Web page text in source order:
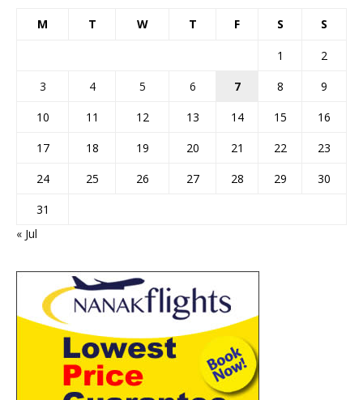
M T W T F S S
1
2
3
4 5 6 7 8
9
10
11 12 13 14 15
16
17
18 19 20 21 22
23
24
25 26 27 28 29
30
31
« Jul